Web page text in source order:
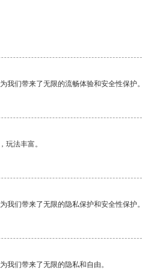
我们带来了无限的流畅体验和安全性保护
玩法丰富。
我们带来了无限的隐私保护和安全性保护
我们带来了无限的隐私和自由。